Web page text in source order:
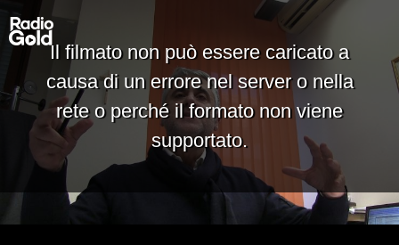
Il filmato non può essere caricato a
causa di un errore nel server o nella
rete o perché il formato non viene
supportato.